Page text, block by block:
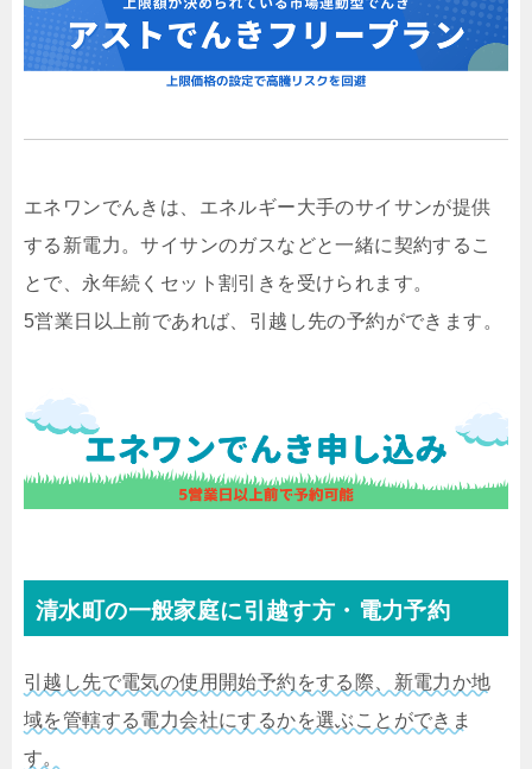
エネワンでんきは、エネルギー大手のサイサンが提供
する新電力。サイサンのガスなどと一緒に契約するこ
とで、永年続くセット割引きを受けられます。
5営業日以上前であれば、引越し先の予約ができます。
清水町の一般家庭に引越す方・電力予約
引越し先で電気の使用開始予約をする際、新電力か地
域を管轄する電力会社にするかを選ぶことができま
す。